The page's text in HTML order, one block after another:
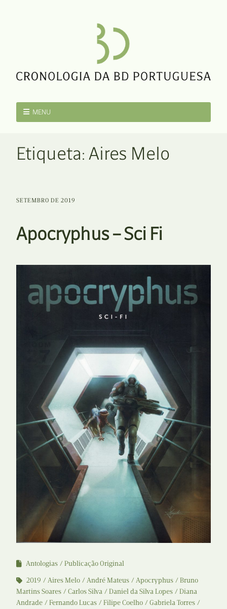
MENU
Etiqueta: Aires Melo
SETEMBRO DE 2019
Apocryphus – Sci Fi
Antologias
Publicação Original
2019
Aires Melo André Mateus Apocryphus
Bruno
Martins Soares
Carlos Silva Daniel da Silva Lopes
Diana
Andrade
Fernando Lucas Filipe Coelho
Gabriela Torres